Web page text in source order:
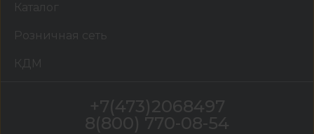
Каталог
Розничная сеть
КДМ
+7(473)2068497
8(800) 770-08-54